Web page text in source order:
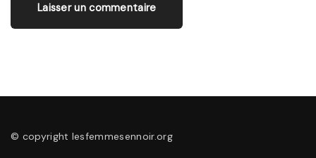
© copyright lesfemmesennoir.org